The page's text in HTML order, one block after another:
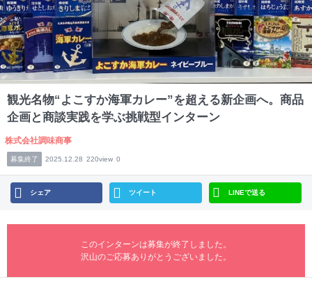
観光名物“よこすか海軍カレー”を超える新企画へ。商品
企画と商談実践を学ぶ挑戦型インターン
株式会社調味商事
募集終了 2025.12.28 220view 0
シェア ツイート LINEで送る
このインターンは募集が終了しました。
沢山のご応募ありがとうございました。